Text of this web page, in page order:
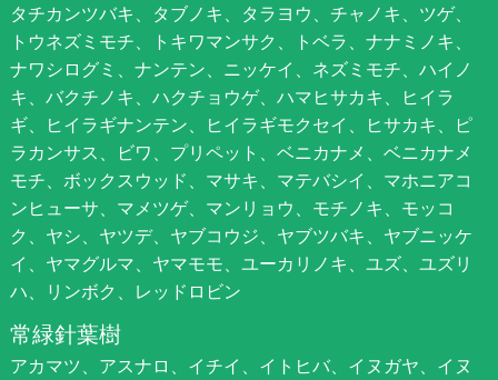
タチカンツバキ、タブノキ、タラヨウ、チャノキ、ツゲ、
トウネズミモチ、トキワマンサク、トベラ、ナナミノキ、
ナワシログミ、ナンテン、ニッケイ、ネズミモチ、ハイノ
キ、バクチノキ、ハクチョウゲ、ハマヒサカキ、ヒイラ
ギ、ヒイラギナンテン、ヒイラギモクセイ、ヒサカキ、ピ
ラカンサス、ビワ、プリペット、ベニカナメ、ベニカナメ
モチ、ボックスウッド、マサキ、マテバシイ、マホニアコ
ンヒューサ、マメツゲ、マンリョウ、モチノキ、モッコ
ク、ヤシ、ヤツデ、ヤブコウジ、ヤブツバキ、ヤブニッケ
イ、ヤマグルマ、ヤマモモ、ユーカリノキ、ユズ、ユズリ
ハ、リンボク、レッドロビン
常緑針葉樹
アカマツ、アスナロ、イチイ、イトヒバ、イヌガヤ、イヌ